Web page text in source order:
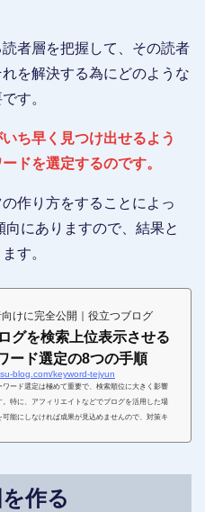
者層を把握して、その読者
を解決する為にどのような
す。
ち早く見つけ出せるよう
ドを選定するのです。
作り方をすることによっ
にありますので、結果と
す。
けに完全公開｜役立つブログ
グを検索上位表示させる
ード選定の8つの手順
blog.com/keyword-tejyun
ワード選定は極めて重要で、検索順位に大きく影響
。特に、アフィリエイトなどでブログを活用した場
可能にしなければ成果が見込めませんので、対策キ
取り組む必要があります。今回は...
作る